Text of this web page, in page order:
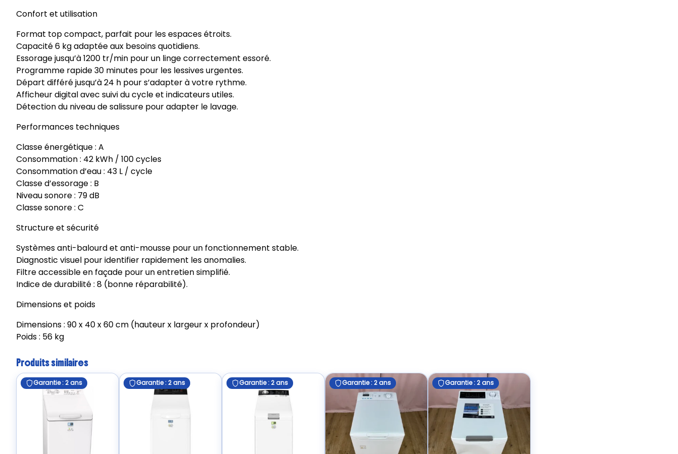
Confort et utilisation
Format top compact, parfait pour les espaces étroits.
Capacité 6 kg adaptée aux besoins quotidiens.
Essorage jusqu’à 1200 tr/min pour un linge correctement essoré.
Programme rapide 30 minutes pour les lessives urgentes.
Départ différé jusqu’à 24 h pour s’adapter à votre rythme.
Afficheur digital avec suivi du cycle et indicateurs utiles.
Détection du niveau de salissure pour adapter le lavage.
Performances techniques
Classe énergétique : A
Consommation : 42 kWh / 100 cycles
Consommation d’eau : 43 L / cycle
Classe d’essorage : B
Niveau sonore : 79 dB
Classe sonore : C
Structure et sécurité
Systèmes anti-balourd et anti-mousse pour un fonctionnement stable.
Diagnostic visuel pour identifier rapidement les anomalies.
Filtre accessible en façade pour un entretien simplifié.
Indice de durabilité : 8 (bonne réparabilité).
Dimensions et poids
Dimensions : 90 x 40 x 60 cm (hauteur x largeur x profondeur)
Poids : 56 kg
Produits similaires
Garantie : 2 ans Garantie : 2 ans Garantie : 2 ans Garantie : 2 ans Garantie : 2 ans